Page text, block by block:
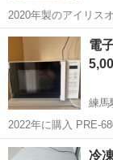
2020年製のアイリス
屋のサブ冷蔵庫にぜひご利用くださ
品で問題なくお使いになられます。 温
部）26L 冷蔵庫（下...
東京 練馬区
電
練馬
2022年に購入 PRE-680HFEC メーカー:ユアサ 【
に目立った傷はあり
だまだ使えます！ 【希望取引場所】ヴェルステージ練馬 【希望取引日
東京 練馬区
冷